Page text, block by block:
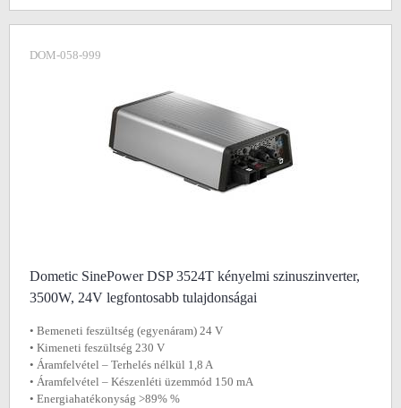
DOM-058-999
Dometic SinePower DSP 3524T kényelmi szinuszinverter,
3500W, 24V legfontosabb tulajdonságai
• Bemeneti feszültség (egyenáram) 24 V
• Kimeneti feszültség 230 V
• Áramfelvétel ‒ Terhelés nélkül 1,8 A
• Áramfelvétel ‒ Készenléti üzemmód 150 mA
• Energiahatékonyság >89% %